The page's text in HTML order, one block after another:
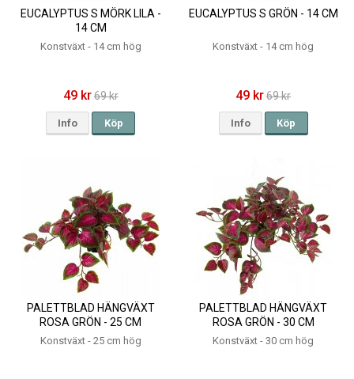
EUCALYPTUS S MÖRK LILA -
14 CM
Konstväxt - 14 cm hög
49 kr69 kr
Info Köp
EUCALYPTUS S GRÖN - 14 CM
Konstväxt - 14 cm hög
49 kr69 kr
Info Köp
PALETTBLAD HÄNGVÄXT
ROSA GRÖN - 25 CM
Konstväxt - 25 cm hög
PALETTBLAD HÄNGVÄXT
ROSA GRÖN - 30 CM
Konstväxt - 30 cm hög